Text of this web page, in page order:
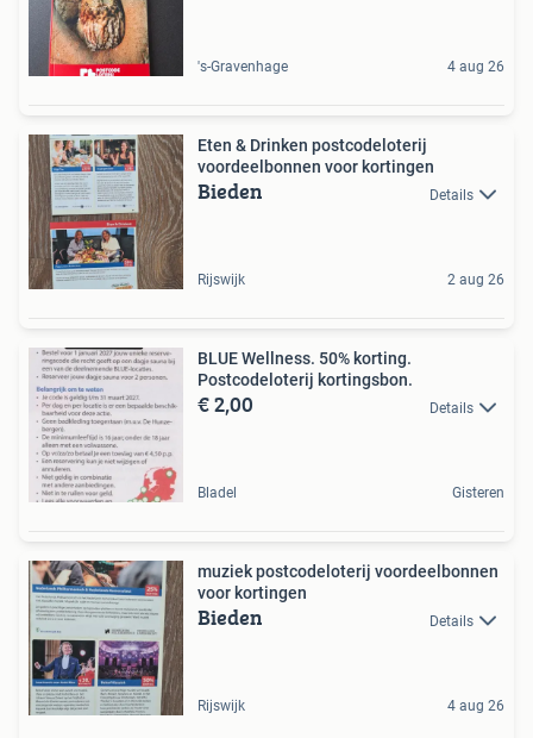
's-Gravenhage 4 aug 26
Eten & Drinken postcodeloterij
voordeelbonnen voor kortingen
Bieden Details
Rijswijk 2 aug 26
BLUE Wellness. 50% korting.
Postcodeloterij kortingsbon.
€ 2,00 Details
Bladel Gisteren
muziek postcodeloterij voordeelbonnen
voor kortingen
Bieden Details
Rijswijk 4 aug 26